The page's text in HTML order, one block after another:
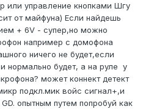
или управление кнопками Шгу
от майфуна) Если найдешь
+ 6V - супер,но можно
например с домофона
ничего не будет,если
нормально будет, а на руле у
может коннект детект
подкл.мик войс сигнал+,и
опытным путем попробуй как